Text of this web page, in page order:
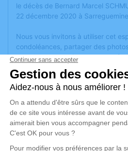
le décès de Bernard Marcel
22 décembre 2020 à
Nous vous invitons à utiliser cet
condoléances, partager des
anecdote ou exprimer vos
ou des textes. Cet endroit est un
honorer la mémoire de Bernard
Cérémonie religieuse
lundi 28 décembre 2020